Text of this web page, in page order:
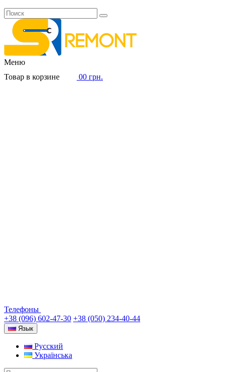
Меню
Товар в корзине
00 грн.
Телефоны
+38 (096) 602-47-30 +38 (050) 234-40-44
Язык
Русский
Українська